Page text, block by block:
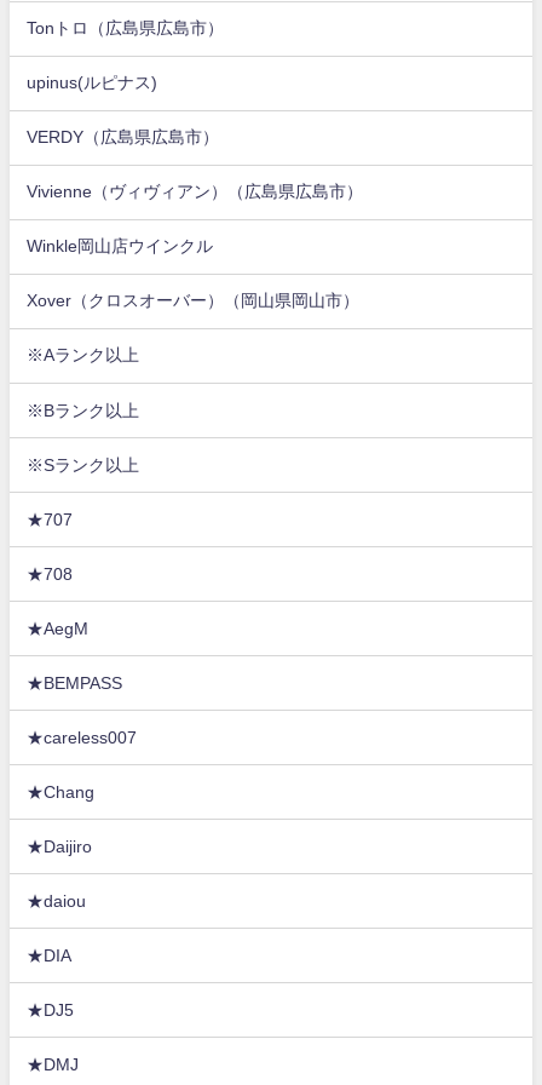
Tonトロ（広島県広島市）
upinus(ルピナス)
VERDY（広島県広島市）
Vivienne（ヴィヴィアン）（広島県広島市）
Winkle岡山店ウインクル
Xover（クロスオーバー）（岡山県岡山市）
※Aランク以上
※Bランク以上
※Sランク以上
★707
★708
★AegM
★BEMPASS
★careless007
★Chang
★Daijiro
★daiou
★DIA
★DJ5
★DMJ